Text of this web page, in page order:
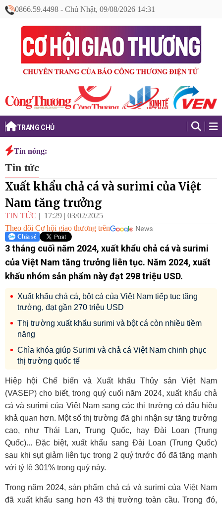
0866.59.4498 - Chủ Nhật, 09/08/2026 14:31
TRANG CHỦ
Tin nóng:
Tin tức
Xuất khẩu chả cá và surimi của Việt
Nam tăng trưởng
TIN TỨC 17:29 | 03/02/2025
Theo dõi Cơ hội giao thương trên
Chia sẻ
3 tháng cuối năm 2024, xuất khẩu chả cá và surimi
của Việt Nam tăng trưởng liên tục. Năm 2024, xuất
khẩu nhóm sản phẩm này đạt 298 triệu USD.
Xuất khẩu chả cá, bột cá của Việt Nam tiếp tục tăng
trưởng, đạt gần 270 triệu USD
Thị trường xuất khẩu surimi và bột cá còn nhiều tiềm
năng
Chìa khóa giúp Surimi và chả cá Việt Nam chinh phục
thị trường quốc tế
Hiệp hội Chế biến và Xuất khẩu Thủy sản Việt Nam
(VASEP) cho biết, trong quý cuối năm 2024,xuất khẩu chả
cá và surimi của Việt Nam sang các thị trường có dấu hiệu
khả quan hơn. Một số thị trường đã ghi nhận sự tăng trưởng
cao, như Thái Lan, Trung Quốc, hay Đài Loan (Trung
Quốc)... Đặc biệt, xuất khẩu sang Đài Loan (Trung Quốc)
sau khi sụt giảm liên tục trong 2 quý trước đó đã tăng mạnh
với tỷ lệ 301% trong quý này.
Trong năm 2024, sản phẩm chả cá và surimi của Việt Nam
đã xuất khẩu sang hơn 43 thị trường toàn cầu. Trong đó,